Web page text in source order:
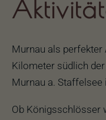
Murnau als perfekter
Kilometer südlich
Murnau a. Staffelsee
Ob Königsschlösser